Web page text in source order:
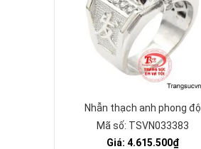
Nhẫn thạch anh phong độ
Mã số: TSVN033383
Giá: 4.615.500₫